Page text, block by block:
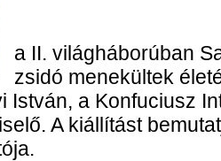
a II. világháborúban
zsidó menekültek
István, a Konfuciusz
A kiállítást